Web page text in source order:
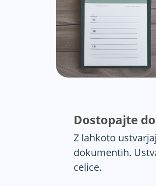
Dostopajte
Z lahkoto
dokumentih.
celice.